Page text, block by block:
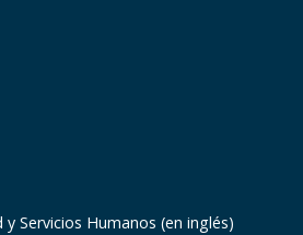
Servicios Humanos (en inglés)